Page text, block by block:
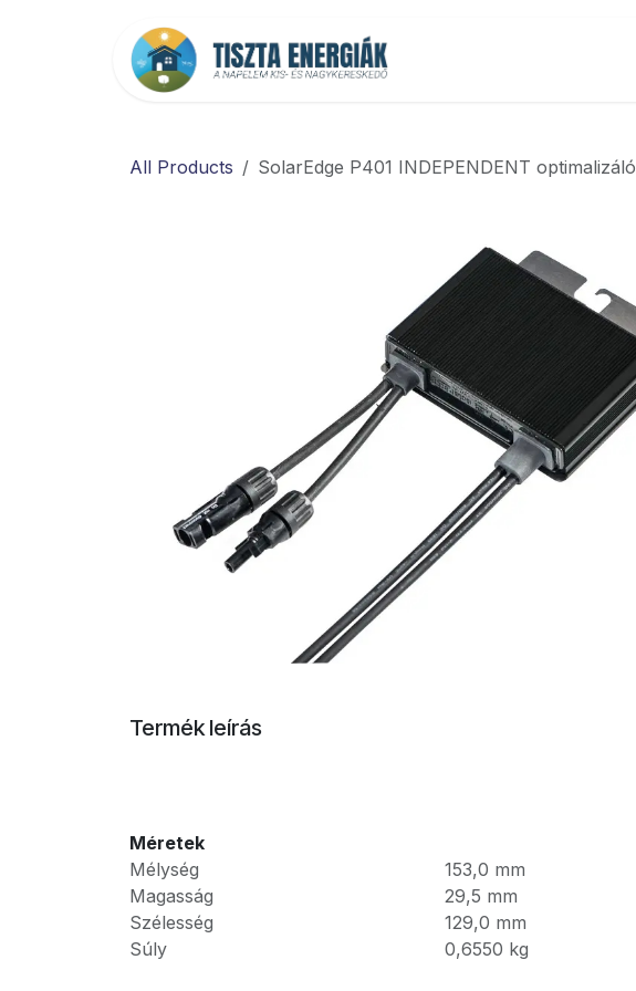
All Products SolarEdge P401 INDEPENDENT optimalizáló
Termék leírás
Méretek
Mélység
153,0 mm
Magasság
29,5 mm
Szélesség
129,0 mm
Súly
0,6550 kg